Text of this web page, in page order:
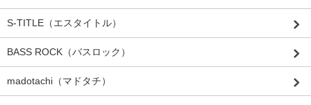
S-TITLE（エスタイトル）
BASS ROCK（バスロック）
madotachi（マドタチ）